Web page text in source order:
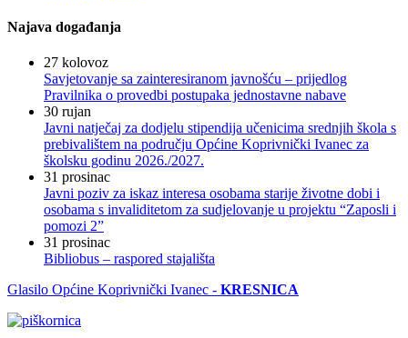
Najava događanja
27 kolovoz
Savjetovanje sa zainteresiranom javnošću – prijedlog
Pravilnika o provedbi postupaka jednostavne nabave
30 rujan
Javni natječaj za dodjelu stipendija učenicima srednjih škola s
prebivalištem na području Općine Koprivnički Ivanec za
školsku godinu 2026./2027.
31 prosinac
Javni poziv za iskaz interesa osobama starije životne dobi i
osobama s invaliditetom za sudjelovanje u projektu “Zaposli i
pomozi 2”
31 prosinac
Bibliobus – raspored stajališta
Glasilo Općine Koprivnički Ivanec - KRESNICA